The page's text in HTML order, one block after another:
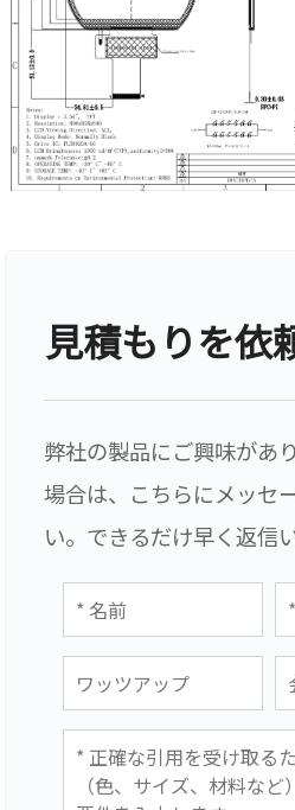
見積もりを依
弊社の製品にご興味があ
場合は、こちらにメッセ
い。できるだけ早く返信